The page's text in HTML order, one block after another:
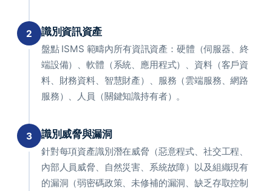
2 識別資訊資產
盤點 ISMS 範疇內所有資訊資產：硬體（伺服器、終
端設備）、軟體（系統、應用程式）、資料（客戶資
料、財務資料、智慧財產）、服務（雲端服務、網路
服務）、人員（關鍵知識持有者）。
3 識別威脅與漏洞
針對每項資產識別潛在威脅（惡意程式、社交工程、
內部人員威脅、自然災害、系統故障）以及組織現有
的漏洞（弱密碼政策、未修補的漏洞、缺乏存取控制